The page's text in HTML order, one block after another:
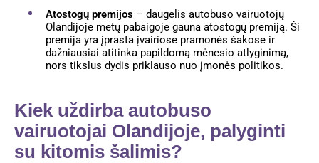
Atostogų premijos – daugelis autobuso vairuotojų
Olandijoje metų pabaigoje gauna atostogų premiją. Ši
premija yra įprasta įvairiose pramonės šakose ir
dažniausiai atitinka papildomą mėnesio atlyginimą,
nors tikslus dydis priklauso nuo įmonės politikos.
Kiek uždirba autobuso
vairuotojai Olandijoje, palyginti
su kitomis šalimis?